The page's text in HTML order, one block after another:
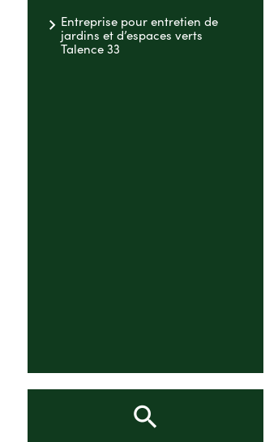
Entreprise pour entretien de
jardins et d’espaces verts
Talence 33